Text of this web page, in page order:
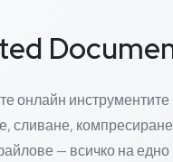
онлайн
сливане,
— всичко на едно